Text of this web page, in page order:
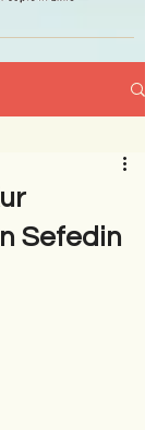
Sefedin